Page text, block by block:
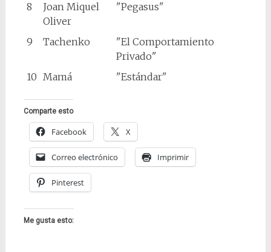
8
Joan Miquel
Oliver
"Pegasus"
9 Tachenko
"El Comportamiento
Privado"
10 Mamá "Estándar"
Comparte esto
Facebook X
Correo electrónico Imprimir
Pinterest
Me gusta esto: